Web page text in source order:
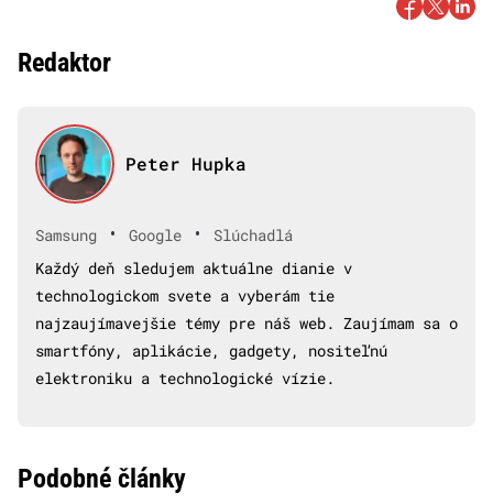
Redaktor
Peter Hupka
Samsung • Google •
Slúchadlá
Každý deň sledujem aktuálne dianie v
technologickom svete a vyberám tie
najzaujímavejšie témy pre náš web. Zaujímam sa o
smartfóny, aplikácie, gadgety, nositeľnú
elektroniku a technologické vízie.
Podobné články